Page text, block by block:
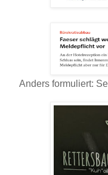
Anders formuliert: